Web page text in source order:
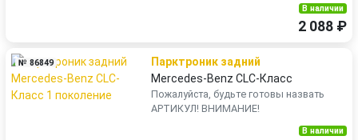
В наличии
2 088 ₽
№ 86849
Парктроник задний
Mercedes-Benz CLC-Класс
Пожалуйста, будьте готовы назвать
АРТИКУЛ! ВНИМАНИЕ!
В наличии